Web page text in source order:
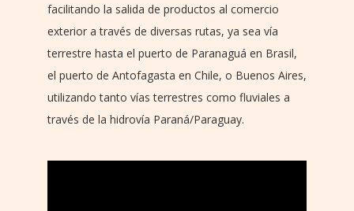
facilitando la salida de productos al comercio
exterior a través de diversas rutas, ya sea vía
terrestre hasta el puerto de Paranaguá en Brasil,
el puerto de Antofagasta en Chile, o Buenos Aires,
utilizando tanto vías terrestres como fluviales a
través de la hidrovía Paraná/Paraguay.